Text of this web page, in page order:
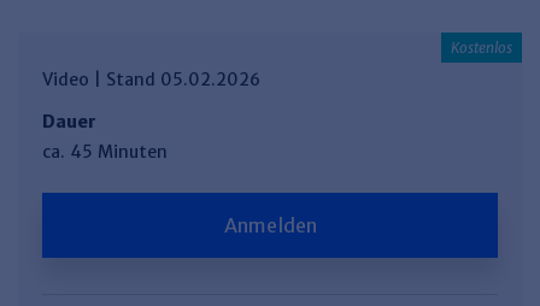
Video | Stand 05.02.2026
Dauer
ca. 45 Minuten
Anmelden